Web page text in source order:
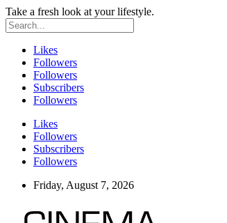
Take a fresh look at your lifestyle.
Likes
Followers
Followers
Subscribers
Followers
Likes
Followers
Subscribers
Followers
Friday, August 7, 2026